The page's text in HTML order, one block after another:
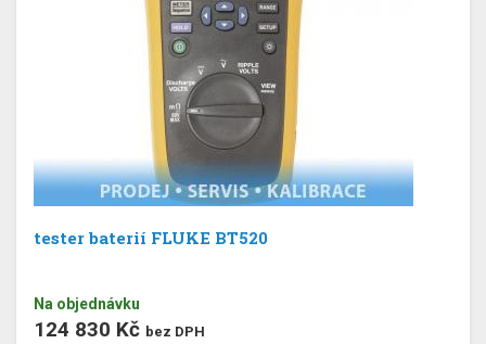
tester baterií FLUKE BT520
Na objednávku
124 830 Kč bez DPH